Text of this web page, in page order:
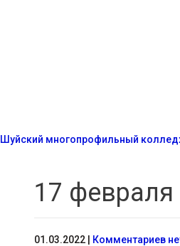
Шуйский многопрофильный
17
01.03.2022 Комментариев